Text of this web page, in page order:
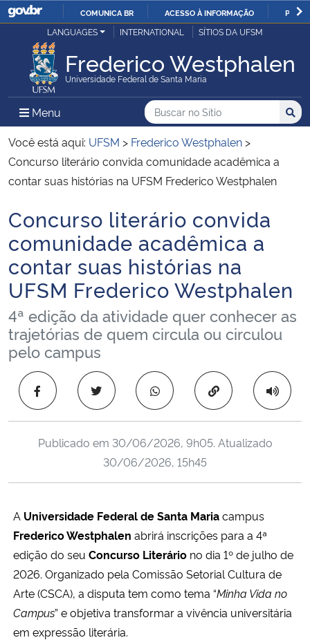
IR
O
COMUNICA BR ACESSO À INFORMAÇÃO
Ministério da Justiça e Segurança Pública
Ministério da Defesa
Ministério das Relações Exteriores
Ministério da Economia
Ministério da Infraestrutura
Ministério da Agricultura, Pecuária e Abastecimento
Ministério da Educação
Ministério da Cidadania
Ministério da Saúde
Ministério de Minas e Energia
Ministério do Meio Ambiente
Ministério do Desenvolvimento Regional
Controladoria-Geral da União
Ministério da Mulher, da Família e dos Direitos Humanos
LANGUAGES INTERNATIONAL SÍTIOS DA UFSM
Frederico Westphalen
Universidade Federal de Santa Maria
Menu Menu Principal do Sítio
Busca
Buscar no no Sítio
Busca:
Você está aqui: UFSM > Frederico Westphalen >
Concurso literário convida comunidade acadêmica a
contar suas histórias na UFSM Frederico Westphalen
Início do conteúdo
Concurso literário convida
comunidade acadêmica a
contar suas histórias na
UFSM Frederico Westphalen
4ª edição da atividade quer conhecer as
trajetórias de quem circula ou circulou
pelo campus
Copiar para área
Publicado em 30/06/2026, 9h05. Atualizado
30/06/2026, 15h45
A Universidade Federal de Santa Mariacampus
Frederico Westphalen abrirá inscrições para a 4ª
edição do seu Concurso Literário no dia 1º de julho de
2026. Organizado pela Comissão Setorial Cultura de
Arte (CSCA), a disputa tem como tema “Minha Vida no
Campus” e objetiva transformar a vivência universitária
em expressão literária.